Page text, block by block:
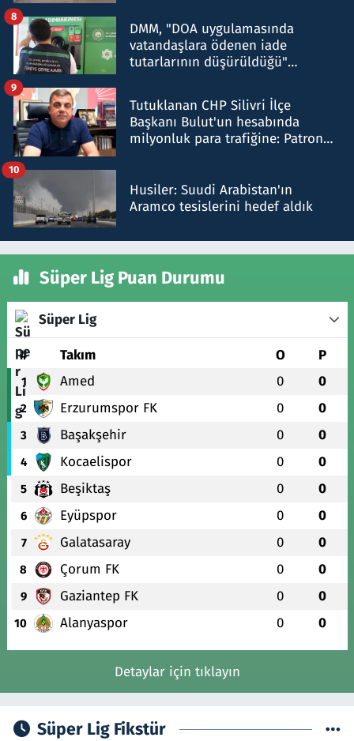
DMM, "DOA uygulamasında
vatandaşlara ödenen iade
tutarlarının düşürüldüğü"
8
Tutuklanan CHP Silivri İlçe
Başkanı Bulut'un hesabında
milyonluk para trafiğine: Patron
9
Husiler: Suudi Arabistan'ın
Aramco tesislerini hedef aldık
10
Süper Lig Puan Durumu
Süper Lig
# Takım O P
1 Amed 0 0
2 Erzurumspor FK 0 0
3 Başakşehir 0 0
4 Kocaelispor 0 0
5 Beşiktaş 0 0
6 Eyüpspor 0 0
7 Galatasaray 0 0
8 Çorum FK 0 0
9 Gaziantep FK 0 0
10 Alanyaspor 0 0
Detaylar için tıklayın
Süper Lig Fikstür